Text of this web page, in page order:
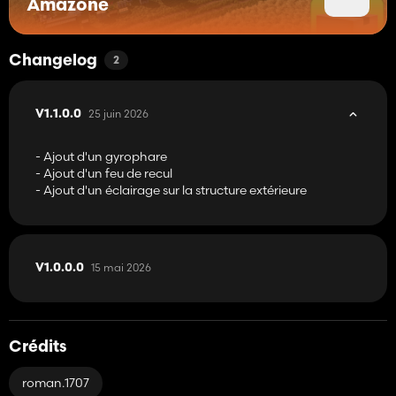
Amazone
Changelog 2
V1.1.0.0 25 juin 2026
- Ajout d'un gyrophare
- Ajout d'un feu de recul
- Ajout d'un éclairage sur la structure extérieure
V1.0.0.0 15 mai 2026
Crédits
roman.1707